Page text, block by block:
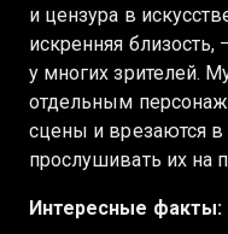
и цензура в
искренняя близость,
у многих зрителей.
отдельным
сцены и врезаются в
прослушивать их на
Интересные факты: